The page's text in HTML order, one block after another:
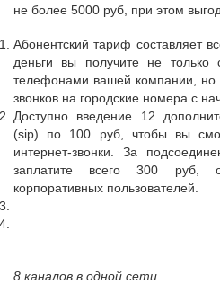
не более 5000 руб, при этом
Абонентский тариф составляет
деньги вы получите не
телефонами вашей компании, но
звонков на городские номера с
Доступно введение 12
(sip) по 100 руб, чтобы вы
интернет-звонки. За
заплатите всего 300 руб,
корпоративных пользователей.
8 каналов в одной сети